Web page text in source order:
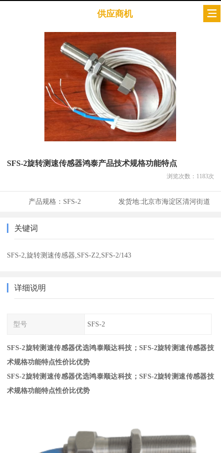
供应商机
SFS-2旋转测速传感器鸿泰产品技术规格功能特点
浏览次数： 1183次
产品规格： SFS-2 发货地:北京市海淀区清河街道
关键词
SFS-2,旋转测速传感器,SFS-Z2,SFS-2/143
详细说明
型号 SFS-2
SFS-2旋转测速传感器优选鸿泰顺达科技；SFS-2旋转测速传感器技
术规格功能特点性价比优势
SFS-2旋转测速传感器优选鸿泰顺达科技；SFS-2旋转测速传感器技
术规格功能特点性价比优势